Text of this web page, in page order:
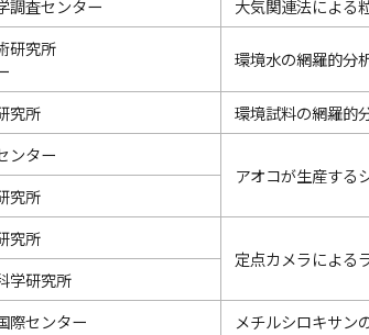
調査センター
大気関連法による
研究所
環境水の網羅的分
究所
環境試料の網羅的
ンター
アオコが生産する
究所
究所
定点カメラによる
学研究所
際センター
メチルシロキサン